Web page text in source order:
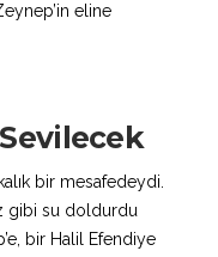
eline
bir mesafedeydi.
gibi su doldurdu
bir Halil Efendiye